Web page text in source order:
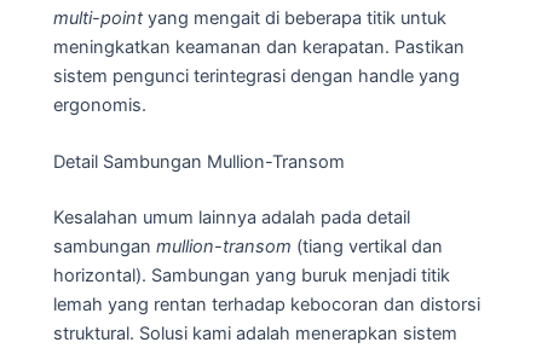
multi-pointyang mengait di beberapa titik untuk
meningkatkan keamanan dan kerapatan. Pastikan
sistem pengunci terintegrasi dengan handle yang
ergonomis.
Detail Sambungan Mullion-Transom
Kesalahan umum lainnya adalah pada detail
sambungan mullion-transom (tiang vertikal dan
horizontal). Sambungan yang buruk menjadi titik
lemah yang rentan terhadap kebocoran dan distorsi
struktural. Solusi kami adalah menerapkan sistem